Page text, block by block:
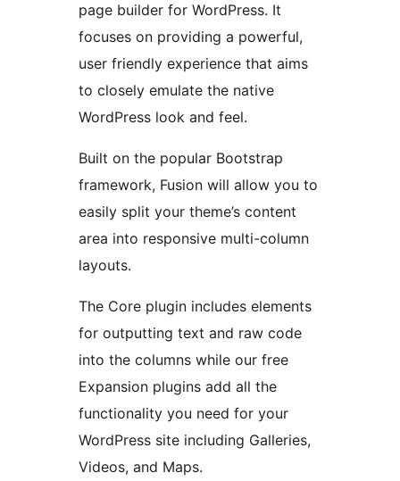
page builder for WordPress. It
focuses on providing a powerful,
user friendly experience that aims
to closely emulate the native
WordPress look and feel.
Built on the popular Bootstrap
framework, Fusion will allow you to
easily split your theme’s content
area into responsive multi-column
layouts.
The Core plugin includes elements
for outputting text and raw code
into the columns while our free
Expansion plugins add all the
functionality you need for your
WordPress site including Galleries,
Videos, and Maps.